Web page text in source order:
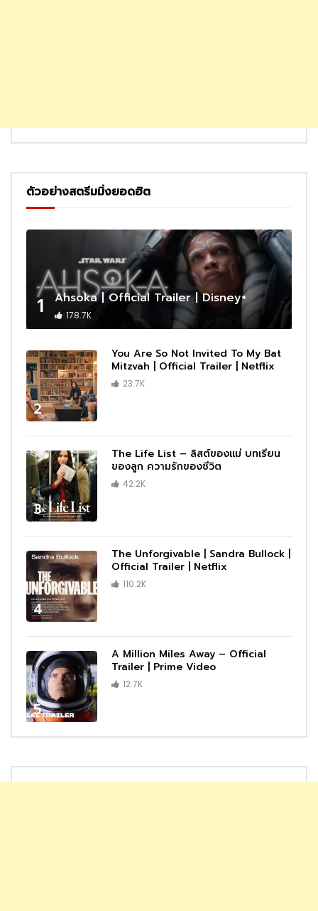
ตัวอย่างสตรีมมิ่งยอดฮิต
1 Ahsoka | Official Trailer | Disney+
178.7K
2
You Are So Not Invited To My Bat
Mitzvah | Official Trailer | Netflix
23.7K
3
The Life List – ลิสต์ของแม่ บทเรียน
ของลูก ความรักของชีวิต
42.2K
4
The Unforgivable | Sandra Bullock |
Official Trailer | Netflix
110.2K
5
A Million Miles Away – Official
Trailer | Prime Video
12.7K